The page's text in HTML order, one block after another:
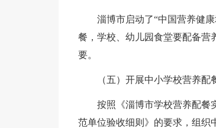
淄博市启动了“中国营养健
餐，学校、幼儿园食堂要配备营
要。
（五）开展中小学校营养
按照《淄博市学校营养配餐
范单位验收细则》的要求，组织